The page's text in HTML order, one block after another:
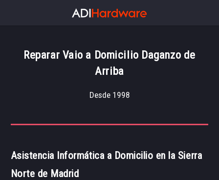
Reparar Vaio a Domicilio Daganzo de
Arriba
Desde 1998
Asistencia Informática a Domicilio en la Sierra
Norte de Madrid